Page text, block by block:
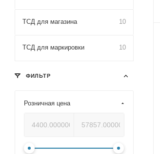
ТСД для магазина 10
ТСД для маркировки 10
ФИЛЬТР
Розничная цена